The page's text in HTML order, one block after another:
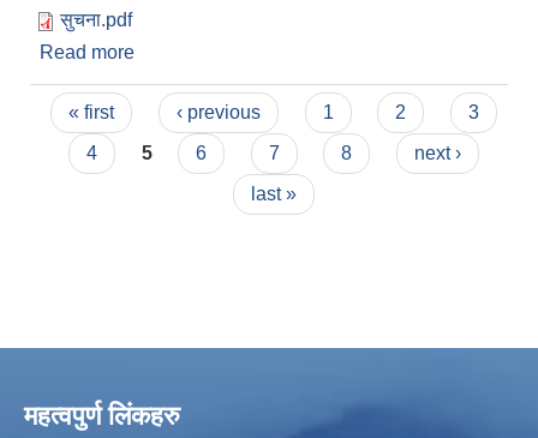
सुचना.pdf
Read more
Pages
« first ‹ previous 1 2
3
4
5 6 7 8
next ›
last »
महत्वपुर्ण लिंकहरु